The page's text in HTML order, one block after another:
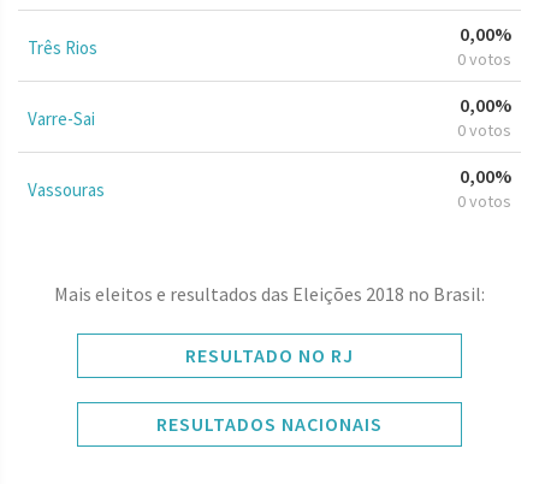
Três Rios
0,00%
0 votos
Varre-Sai
0,00%
0 votos
Vassouras
0,00%
0 votos
Mais eleitos e resultados das Eleições 2018 no Brasil:
RESULTADO NO RJ
RESULTADOS NACIONAIS